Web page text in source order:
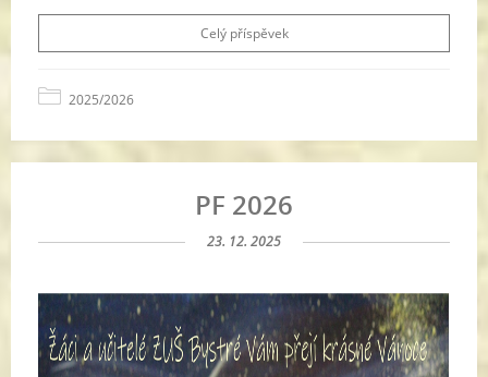
Celý příspěvek
2025/2026
PF 2026
23. 12. 2025